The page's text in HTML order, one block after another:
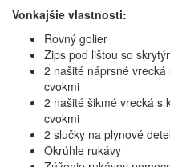
Vonkajšie vlastnosti:
Rovný golier
Zips pod lištou so
2 našité náprsné
cvokmi
2 našité šikmé vrecká s
cvokmi
2 slučky na plynové
Okrúhle rukávy